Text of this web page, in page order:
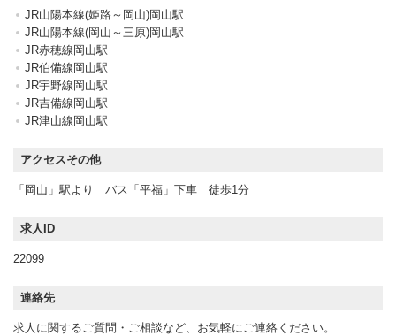
JR山陽本線(姫路～岡山)岡山駅
JR山陽本線(岡山～三原)岡山駅
JR赤穂線岡山駅
JR伯備線岡山駅
JR宇野線岡山駅
JR吉備線岡山駅
JR津山線岡山駅
アクセスその他
「岡山」駅より バス「平福」下車 徒歩1分
求人ID
22099
連絡先
求人に関するご質問・ご相談など、お気軽にご連絡ください。